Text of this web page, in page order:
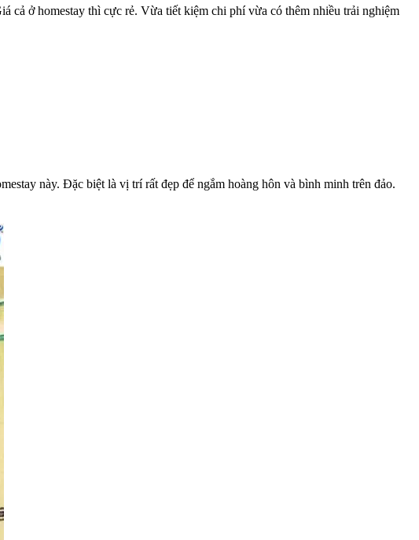
cả ở homestay thì cực rẻ. Vừa tiết kiệm chi phí vừa có thêm nhiều trải nghiệm
này. Đặc biệt là vị trí rất đẹp để ngắm hoàng hôn và bình minh trên đảo.